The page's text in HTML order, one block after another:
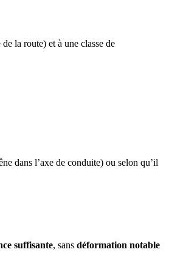
la route) et à une classe de
dans l’axe de conduite) ou selon qu’il
suffisante, sans déformation notable